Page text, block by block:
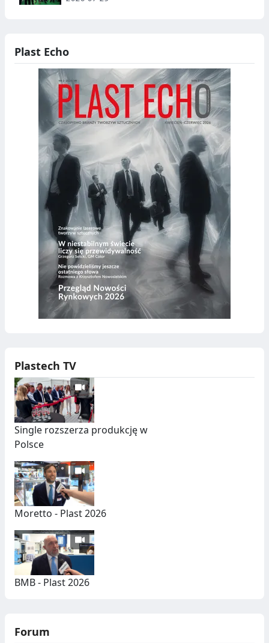
Plast Echo
Plastech TV
Single rozszerza produkcję w
Polsce
Moretto - Plast 2026
BMB - Plast 2026
Forum